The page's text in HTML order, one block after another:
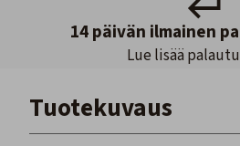
14 päivän ilmainen
Lue lisää
Tuotekuvaus